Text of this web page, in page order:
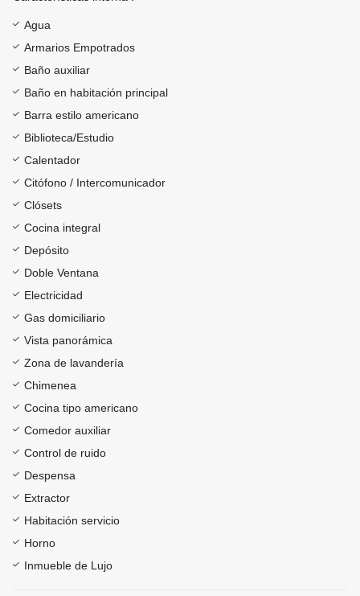
Agua
Armarios Empotrados
Baño auxiliar
Baño en habitación principal
Barra estilo americano
Biblioteca/Estudio
Calentador
Citófono / Intercomunicador
Clósets
Cocina integral
Depósito
Doble Ventana
Electricidad
Gas domiciliario
Vista panorámica
Zona de lavandería
Chimenea
Cocina tipo americano
Comedor auxiliar
Control de ruido
Despensa
Extractor
Habitación servicio
Horno
Inmueble de Lujo